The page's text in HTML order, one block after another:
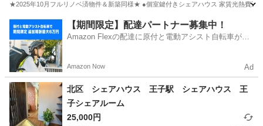
★2025年10月フルリノベ済物件＆新築同様★ ●個室鍵付きシェアハウス 家賃光熱費
扇大橋駅 シェアハウス 物件
【期間限定】配達パートナー募集中！
Amazon Flexの配達に原付と電動アシスト自転車が登
Amazon Now Ad
北区 シェアハウス 王子駅 シェアハウス 王
子シェアルーム
25,000円